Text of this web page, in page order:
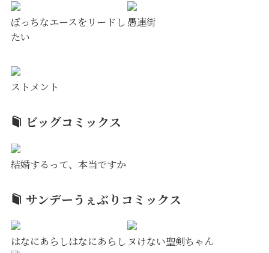
ぼっちなエースをリードし
たい
愚連街
ストメント
ビッグコミックス
結婚するって、本当ですか
サンデーうぇぶりコミックス
はなにあらしはなにあらし ヌけない聖剣ちゃん